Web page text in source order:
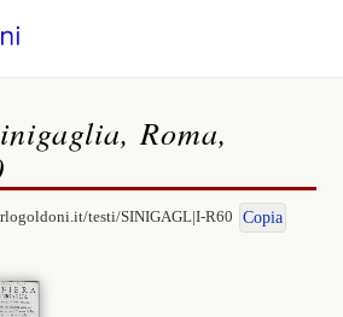
Roma,
testi/SINIGAGL|I-R60 Copia